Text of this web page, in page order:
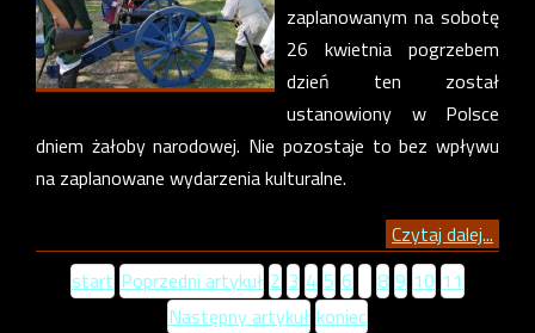
zaplanowanym na sobotę
26 kwietnia pogrzebem
dzień ten został
ustanowiony w Polsce
dniem żałoby narodowej. Nie pozostaje to bez wpływu
na zaplanowane wydarzenia kulturalne.
Czytaj dalej...
start Poprzedni artykuł 2 3 4 5 6 8 9 10 11
Następny artykuł koniec